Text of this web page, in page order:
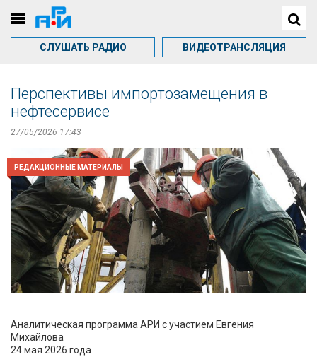
СЛУШАТЬ РАДИО ВИДЕОТРАНСЛЯЦИЯ
Перспективы импортозамещения в
нефтесервисе
27/05/2026 17:43
РЕДАКЦИОННЫЕ МАТЕРИАЛЫ
Аналитическая программа АРИ с участием Евгения
Михайлова
24 мая 2026 года